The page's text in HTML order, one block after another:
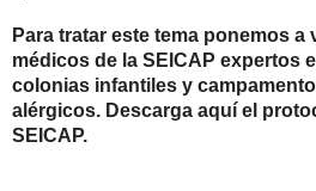
Para tratar este tema ponemos
médicos de la SEICAP expertos
colonias infantiles y
alérgicos. Descarga aquí el
SEICAP.